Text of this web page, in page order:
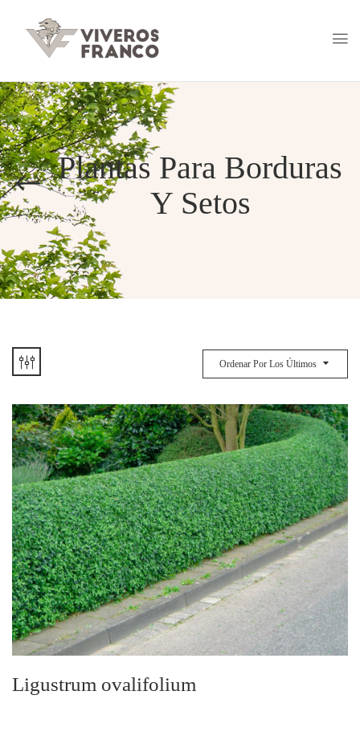
Plantas Para Borduras
Y Setos
Ordenar Por Los Últimos
Ligustrum ovalifolium